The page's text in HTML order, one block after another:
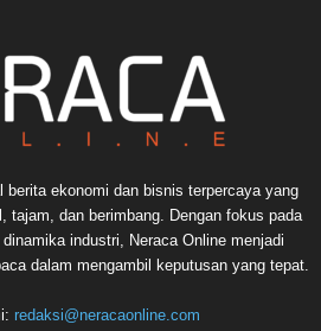
berita ekonomi dan bisnis terpercaya yang
tajam, dan berimbang. Dengan fokus pada
industri, Neraca Online menjadi
dalam mengambil keputusan yang tepat.
redaksi@neracaonline.com